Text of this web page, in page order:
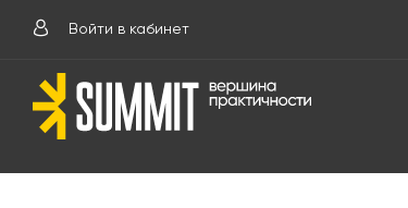
Войти в кабинет